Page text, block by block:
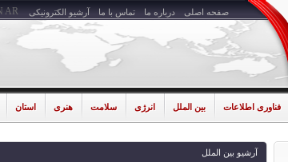
صفحه اصلی درباره ما تماس با ما آرشیو الکترونیکی AR
فناوری اطلاعات بین الملل انرژی سلامت هنری استان
آرشیو بین الملل